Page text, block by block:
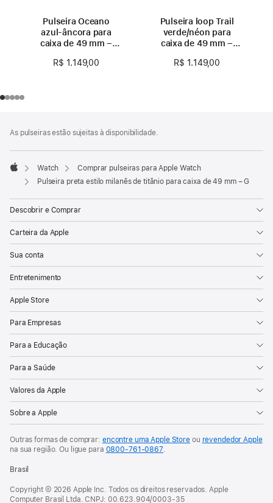
Pulseira Oceano
azul-âncora para
caixa de 49 mm –
R$ 1.149,00
Pulseira loop Trail
verde/néon para
caixa de 49 mm –
titânio
R$ 1.149,00
de
rodapé
As pulseiras estão sujeitas à disponibilidade.
Apple
Watch
Comprar pulseiras para Apple Watch
Pulseira preta estilo milanês de titânio para caixa de 49 mm – G
Descobrir e Comprar
Carteira da Apple
Sua conta
Entretenimento
Apple Store
Para Empresas
Para a Educação
Para a Saúde
Valores da Apple
Sobre a Apple
Outras formas de comprar: encontre uma Apple Store ou revendedor Apple
na sua região. Ou ligue para 0800-761-0867.
Brasil
Copyright © 2026 Apple Inc. Todos os direitos reservados. Apple
Computer Brasil Ltda. CNPJ: 00.623.904/0003-35